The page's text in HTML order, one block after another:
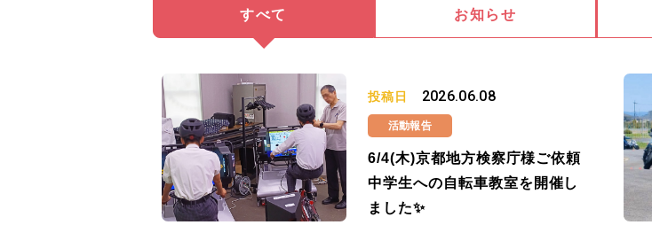
すべて お知らせ
投稿日 2026.06.08
活動報告
6/4(木)京都地方検察庁様ご依頼
中学生への自転車教室を開催し
ました✨